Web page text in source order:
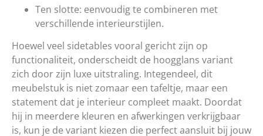
Ten slotte: eenvoudig te combineren met
verschillende interieurstijlen.
Hoewel veel sidetables vooral gericht zijn op
functionaliteit, onderscheidt de hoogglans variant
zich door zijn luxe uitstraling. Integendeel, dit
meubelstuk is niet zomaar een tafeltje, maar een
statement dat je interieur compleet maakt. Doordat
hij in meerdere kleuren en afwerkingen verkrijgbaar
is, kun je de variant kiezen die perfect aansluit bij jouw